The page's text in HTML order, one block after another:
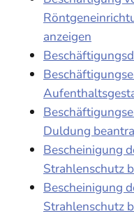
anzeigen
Duldung
Bescheinigung
Strahlenschutz
Bescheinigung
Strahlenschutz